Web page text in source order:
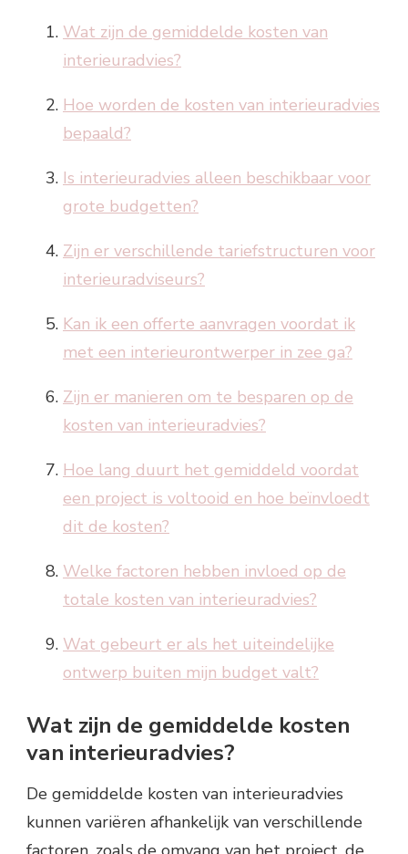
Wat zijn de gemiddelde kosten van
interieuradvies?
Hoe worden de kosten van interieuradvies
bepaald?
Is interieuradvies alleen beschikbaar voor
grote budgetten?
Zijn er verschillende tariefstructuren voor
interieuradviseurs?
Kan ik een offerte aanvragen voordat ik
met een interieurontwerper in zee ga?
Zijn er manieren om te besparen op de
kosten van interieuradvies?
Hoe lang duurt het gemiddeld voordat
een project is voltooid en hoe beïnvloedt
dit de kosten?
Welke factoren hebben invloed op de
totale kosten van interieuradvies?
Wat gebeurt er als het uiteindelijke
ontwerp buiten mijn budget valt?
Wat zijn de gemiddelde kosten
van interieuradvies?
De gemiddelde kosten van interieuradvies
kunnen variëren afhankelijk van verschillende